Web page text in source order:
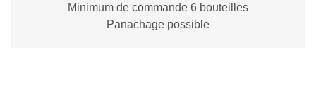
Minimum de commande 6 bouteilles
Panachage possible